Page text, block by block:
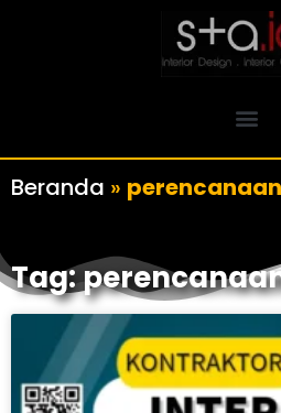
Beranda »
Tag: